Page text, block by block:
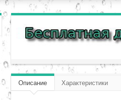
Описание Характеристики